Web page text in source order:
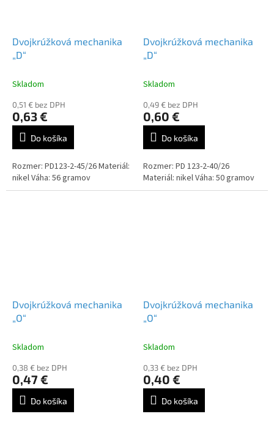
Dvojkrúžková mechanika
„D“
Skladom
0,51 € bez DPH
0,63 €
Do košíka
Rozmer: PD123-2-45/26 Materiál:
nikel Váha: 56 gramov
Dvojkrúžková mechanika
„D“
Skladom
0,49 € bez DPH
0,60 €
Do košíka
Rozmer: PD 123-2-40/26
Materiál: nikel Váha: 50 gramov
Dvojkrúžková mechanika
„O“
Skladom
0,38 € bez DPH
0,47 €
Do košíka
Dvojkrúžková mechanika
„O“
Skladom
0,33 € bez DPH
0,40 €
Do košíka